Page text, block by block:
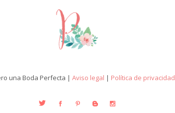
una Boda Perfecta | Aviso legal | Política de privacidad